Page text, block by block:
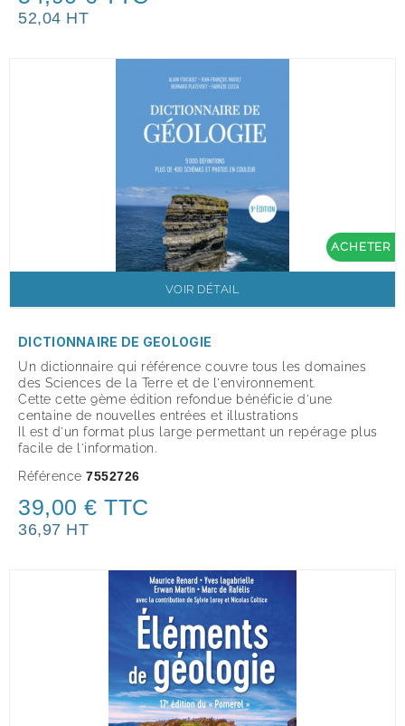
52,04 HT
ACHETER
VOIR DÉTAIL
DICTIONNAIRE DE GEOLOGIE
Un dictionnaire qui référence couvre tous les domaines
des Sciences de la Terre et de l'environnement.
Cette cette 9ème édition refondue bénéficie d'une
centaine de nouvelles entrées et illustrations
Il est d'un format plus large permettant un repérage plus
facile de l'information.
Référence 7552726
39,00 € TTC
36,97 HT